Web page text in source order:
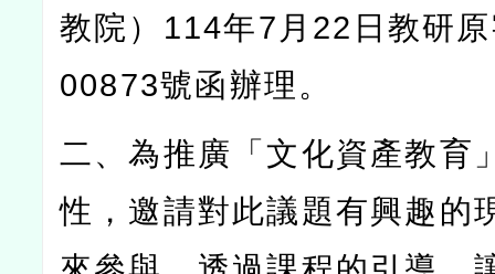
教院） 114年7 月 22 日教研
00873號函辦理。
二、為推廣「文化資產教育
性，邀請對此議題有興趣的